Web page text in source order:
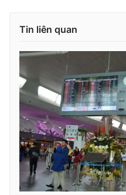
Emagazine
Photo
Video
VTV Money
VTV Sức khoẻ
Tin liên quan